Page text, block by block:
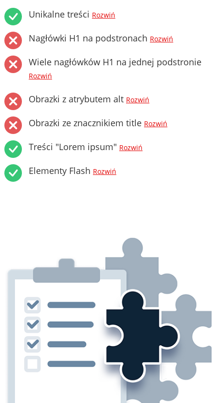
Unikalne treści Rozwiń
Nagłówki H1 na podstronach Rozwiń
Wiele nagłówków H1 na jednej podstronie
Rozwiń
Obrazki z atrybutem alt Rozwiń
Obrazki ze znacznikiem title Rozwiń
Treści "Lorem ipsum" Rozwiń
Elementy Flash Rozwiń